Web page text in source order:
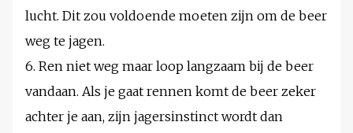
lucht. Dit zou voldoende moeten zijn om de beer
weg te jagen.
6. Ren niet weg maar loop langzaam bij de beer
vandaan. Als je gaat rennen komt de beer zeker
achter je aan, zijn jagersinstinct wordt dan